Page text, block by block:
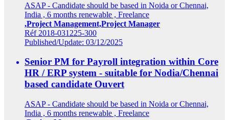
ASAP - Candidate should be based in Noida or Chennai,
India , 6 months renewable , Freelance
,Project Management,Project Manager
Réf 2018-031225-300
Published/Update: 03/12/2025
Senior PM for Payroll integration within Core
HR / ERP system - suitable for Nodia/Chennai
based candidate Ouvert
ASAP - Candidate should be based in Noida or Chennai,
India , 6 months renewable , Freelance